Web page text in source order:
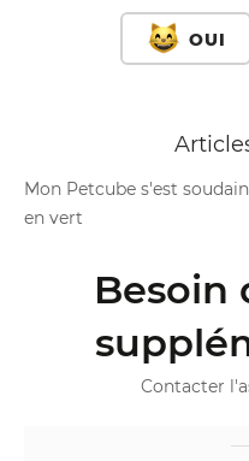
OUI
Mon Petcube s'est
en vert
Besoin
Contacter